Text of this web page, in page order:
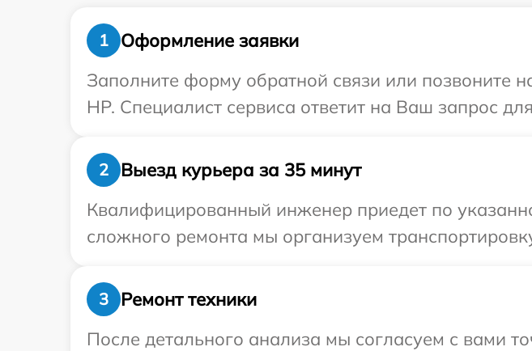
1
Оформление заявки
Заполните форму обратной связи или позвоните
HP. Специалист сервиса ответит на Ваш запрос
2
Выезд курьера за 35 минут
Квалифицированный инженер приедет по
сложного ремонта мы организуем
3
Ремонт техники
После детального анализа мы согласуем с вами